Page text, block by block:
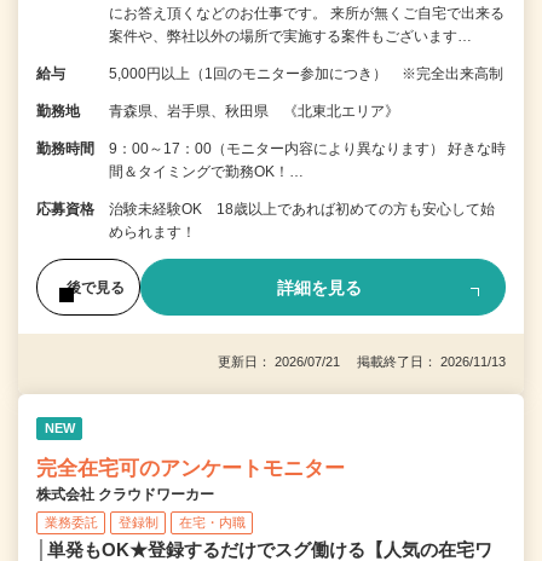
にお答え頂くなどのお仕事です。 来所が無くご自宅で出来る
案件や、弊社以外の場所で実施する案件もございます…
給与 5,000円以上（1回のモニター参加につき） ※完全出来高制
勤務地 青森県、岩手県、秋田県 《北東北エリア》
勤務時間
9：00～17：00（モニター内容により異なります） 好きな時
間＆タイミングで勤務OK！…
応募資格
治験未経験OK 18歳以上であれば初めての方も安心して始
められます！
後で見る 詳細を見る
更新日： 2026/07/21 掲載終了日： 2026/11/13
NEW
完全在宅可のアンケートモニター
株式会社 クラウドワーカー
業務委託 登録制 在宅・内職
│単発もOK★登録するだけでスグ働ける【人気の在宅ワ